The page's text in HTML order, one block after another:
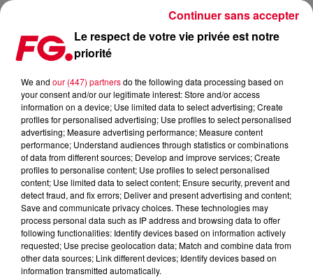
LE TOO TACTAC SKYBAR, LE NOUVEAU SPOT À TESTER SUR
Publié : 21 octobre 2022 à 17h47 par Sophie DIAS
Le respect de votre vie privée est notre
priorité
We and our (447) partnersdo the following data processing based on
your consent and/or our legitimate interest: Store and/or access
information on a device; Use limited data to select advertising; Create
profiles for personalised advertising; Use profiles to select personalised
advertising; Measure advertising performance; Measure content
performance; Understand audiences through statistics or combinations
of data from different sources; Develop and improve services; Create
profiles to personalise content; Use profiles to select personalised
content; Use limited data to select content; Ensure security, prevent and
detect fraud, and fix errors; Deliver and present advertising and content;
Save and communicate privacy choices. These technologies may
process personal data such as IP address and browsing data to offer
following functionalities: Identify devices based on information actively
requested; Use precise geolocation data; Match and combine data from
other data sources; Link different devices; Identify devices based on
information transmitted automatically.
Continuer sans accepter